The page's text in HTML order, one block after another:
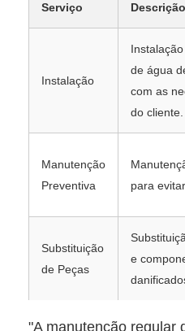
Serviço Descrição
Instalação
de água
com as
do cliente.
Manutenção
Preventiva
para
Substituição
de Peças
e
"A manutenção regular